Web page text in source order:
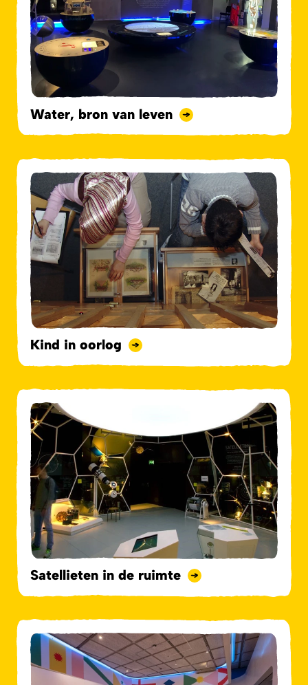
Water, bron van leven
Kind in oorlog
Satellieten in de ruimte